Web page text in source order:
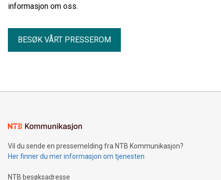
informasjon om oss.
BESØK VÅRT PRESSEROM
Vil du sende en pressemelding fra NTB Kommunikasjon?
Her finner du mer informasjon om tjenesten
NTB besøksadresse